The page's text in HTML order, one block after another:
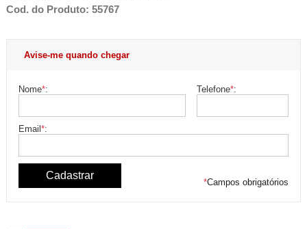
Cod. do Produto: 55767
Avise-me quando chegar
Nome*: Telefone*:
Email*:
*Campos obrigatórios